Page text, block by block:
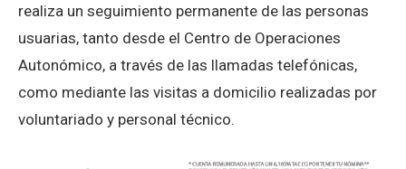
realiza un seguimiento permanente de las personas
usuarias, tanto desde el Centro de Operaciones
Autonómico, a través de las llamadas telefónicas,
como mediante las visitas a domicilio realizadas por
voluntariado y personal técnico.